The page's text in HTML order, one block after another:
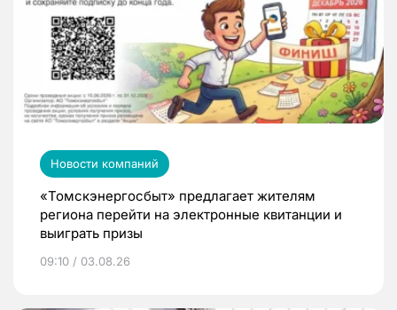
Новости компаний
«Томскэнергосбыт» предлагает жителям
региона перейти на электронные квитанции и
выиграть призы
09:10 / 03.08.26